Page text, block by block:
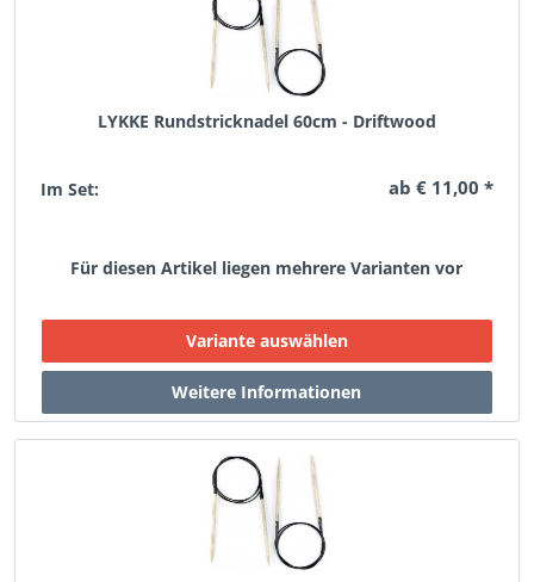
LYKKE Rundstricknadel 60cm - Driftwood
Im Set: ab € 11,00 *
Für diesen Artikel liegen mehrere Varianten vor